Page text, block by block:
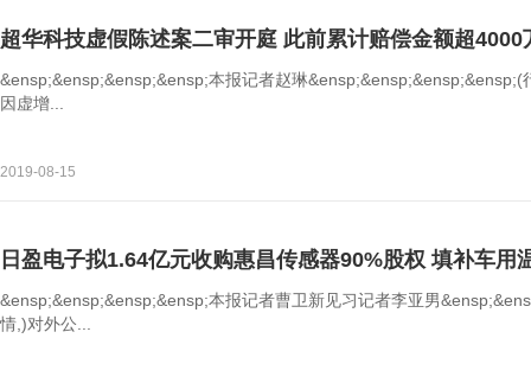
超华科技虚假陈述案二审开庭 此前累计赔偿金额超4000
&ensp;&ensp;&ensp;&ensp;本报记者赵琳&ensp;&ensp;&ensp;&ensp;(
因虚增...
2019-08-15
日盈电子拟1.64亿元收购惠昌传感器90%股权 填补车用
&ensp;&ensp;&ensp;&ensp;本报记者曹卫新见习记者李亚男
情,)对外公...